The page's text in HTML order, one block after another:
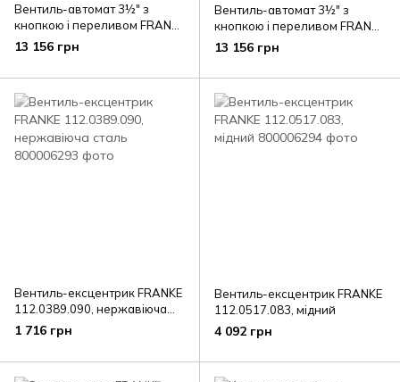
Вентиль-автомат 3½" з
кнопкою і переливом FRANKE
112.0653.036, золото
13 156 грн
Вентиль-автомат 3½" з
кнопкою і переливом FRANKE
112.0653.035, темно-сірий
13 156 грн
Вентиль-ексцентрик FRANKE
112.0389.090, нержавіюча
сталь
1 716 грн
Вентиль-ексцентрик FRANKE
112.0517.083, мідний
4 092 грн